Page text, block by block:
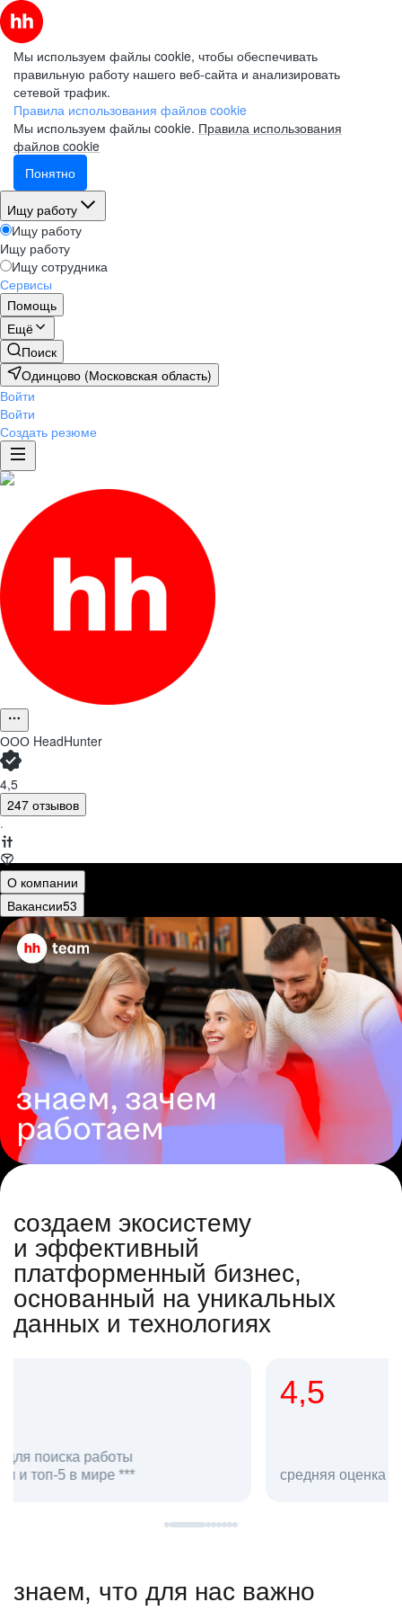
Мы используем файлы cookie, чтобы обеспечивать
правильную работу нашего веб-сайта и анализировать
сетевой трафик.
Правила использования файлов cookie
Мы используем файлы cookie. Правила использования
файлов cookie
Понятно
Ищу работу
Ищу работу
Ищу работу
Ищу сотрудника
Сервисы
Помощь
Ещё
Поиск
Одинцово (Московская область)
Войти
Войти
Создать резюме
ООО HeadHunter
4,5
247 отзывов
·
О компании
Вакансии53
создаем экосистему
и эффективный
платформенный бизнес,
основанный на уникальных
данных и технологиях
средняя оценка hh.ru как работодателя **
в hh.ru
знаем, что для нас важно